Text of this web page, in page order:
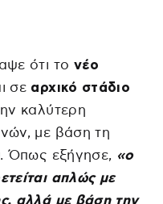
ότι το νέο
σε αρχικό στάδιο
καλύτερη
με βάση τη
Όπως εξήγησε, «ο
απλώς με
αλλά με βάση την